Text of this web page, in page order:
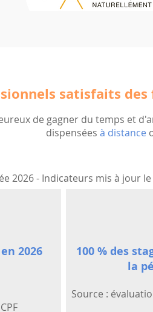
satisfaits
de gagner du temps et
dispensées à distance
2026 - Indicateurs mis à jour
2026
100 % des
la
Source :